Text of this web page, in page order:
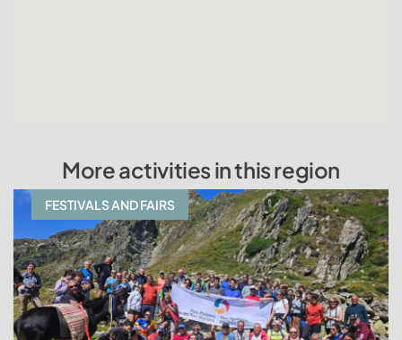
More activities in this region
FESTIVALS AND FAIRS